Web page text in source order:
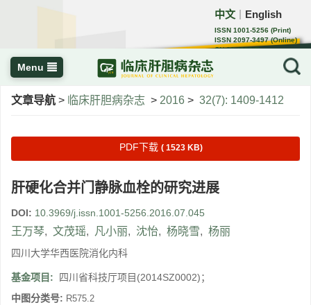
中文 English
ISSN 1001-5256 (Print)
ISSN 2097-3497 (Online)
CN 22-1108/R
Menu
文章导航 > 临床肝胆病杂志 > 2016 > 32(7): 1409-1412
PDF下载 ( 1523 KB)
肝硬化合并门静脉血栓的研究进展
DOI: 10.3969/j.issn.1001-5256.2016.07.045
王万琴, 文茂瑶, 凡小丽, 沈怡, 杨晓雪, 杨丽
四川大学华西医院消化内科
基金项目:
四川省科技厅项目(2014SZ0002)；
中图分类号: R575.2